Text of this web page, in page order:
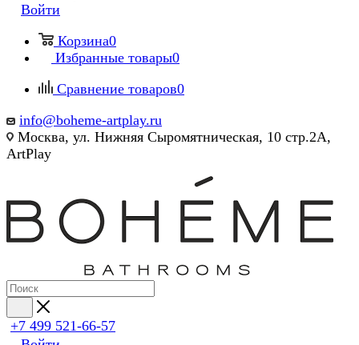
Войти
Корзина0
Избранные товары0
Сравнение товаров0
info@boheme-artplay.ru
Москва, ул. Нижняя Сыромятническая, 10 стр.2А,
ArtPlay
+7 499 521-66-57